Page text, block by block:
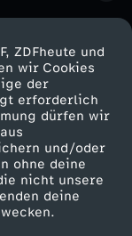
ZDFheute und
wir Cookies
der
erforderlich
dürfen wir
und/oder
ohne deine
nicht unsere
deine
ZDF